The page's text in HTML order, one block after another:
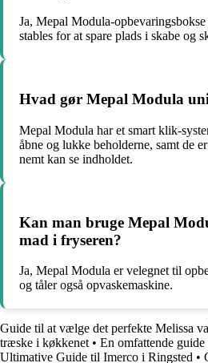
Ja, Mepal Modula-
stables for at spare plads i skabe og
Hvad gør Mepal Modula
Mepal Modula har et smart klik-
åbne og lukke beholderne, samt de
nemt kan se indholdet.
Kan man bruge Mepal
mad i fryseren?
Ja, Mepal Modula er velegnet til
og tåler også opvaskemaskine.
Guide til at vælge det perfekte Melissa
træske i køkkenet • En omfattende
Ultimative Guide til Imerco i Ringsted •